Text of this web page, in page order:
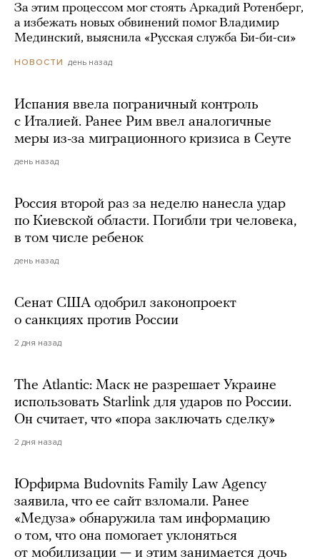
За этим процессом мог стоять Аркадий Ротенберг,
а избежать новых обвинений помог Владимир
Мединский, выяснила «Русская служба Би-би-си»
НОВОСТИ день назад
Испания ввела пограничный контроль
с Италией. Ранее Рим ввел аналогичные
меры из-за миграционного кризиса в Сеуте
день назад
Россия второй раз за неделю нанесла удар
по Киевской области. Погибли три человека,
в том числе ребенок
день назад
Сенат США одобрил законопроект
о санкциях против России
2 дня назад
The Atlantic: Маск не разрешает Украине
использовать Starlink для ударов по России.
Он считает, что «пора заключать сделку»
2 дня назад
Юрфирма Budovnits Family Law Agency
заявила, что ее сайт взломали. Ранее
«Медуза» обнаружила там информацию
о том, что она помогает уклоняться
от мобилизации — и этим занимается дочь